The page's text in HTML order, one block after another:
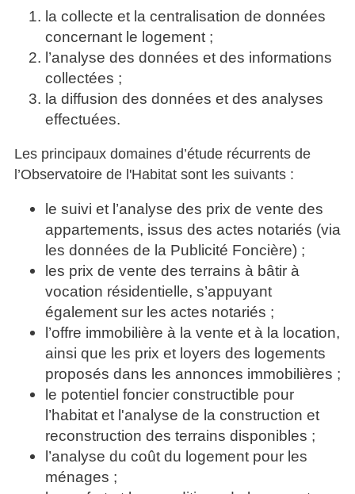
la collecte et la centralisation de données
concernant le logement ;
l’analyse des données et des informations
collectées ;
la diffusion des données et des analyses
effectuées.
Les principaux domaines d’étude récurrents de
l’Observatoire de l'Habitat sont les suivants :
le suivi et l’analyse des prix de vente des
appartements, issus des actes notariés (via
les données de la Publicité Foncière) ;
les prix de vente des terrains à bâtir à
vocation résidentielle, s’appuyant
également sur les actes notariés ;
l’offre immobilière à la vente et à la location,
ainsi que les prix et loyers des logements
proposés dans les annonces immobilières ;
le potentiel foncier constructible pour
l’habitat et l'analyse de la construction et
reconstruction des terrains disponibles ;
l’analyse du coût du logement pour les
ménages ;